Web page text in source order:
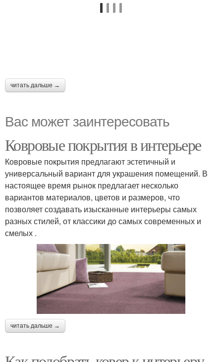
читать дальше →
Вас может заинтересовать
Ковровые покрытия в интерьере
Ковровые покрытия предлагают эстетичный и
универсальный вариант для украшения помещений. В
настоящее время рынок предлагает несколько
вариантов материалов, цветов и размеров, что
позволяет создавать изысканные интерьеры самых
разных стилей, от классики до самых современных и
смелых .
читать дальше →